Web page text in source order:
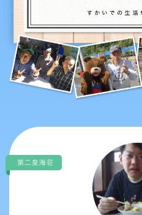
第二皇海荘